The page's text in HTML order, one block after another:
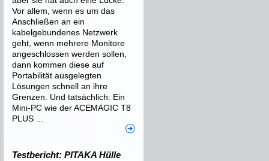
Vor allem, wenn es um das
Anschließen an ein
kabelgebundenes Netzwerk
geht, wenn mehrere Monitore
angeschlossen werden sollen,
dann kommen diese auf
Portabilität ausgelegten
Lösungen schnell an ihre
Grenzen. Und tatsächlich: Ein
Mini-PC wie der ACEMAGIC T8
PLUS ...
Testbericht: PITAKA Hülle